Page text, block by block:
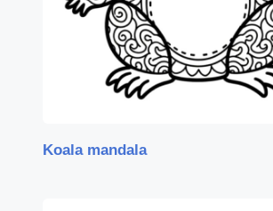
Koala mandala